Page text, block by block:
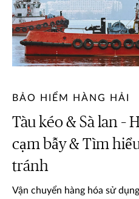
BẢO HIỂM HÀNG HẢI
Tàu kéo & Sà lan –
cạm bẫy & Tìm
tránh
Vận chuyển hàng hóa sử